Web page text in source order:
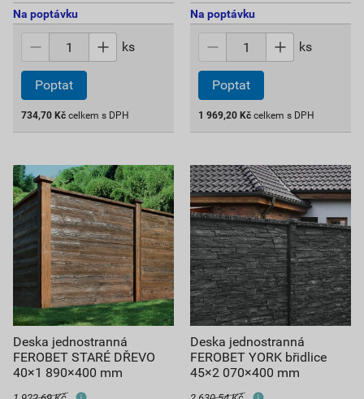
Na poptávku
ks
Poptat
734,70 Kč celkem s DPH
Na poptávku
ks
Poptat
1 969,20 Kč celkem s DPH
Deska jednostranná
FEROBET STARÉ DŘEVO
40×1 890×400 mm
Deska jednostranná
FEROBET YORK břidlice
45×2 070×400 mm